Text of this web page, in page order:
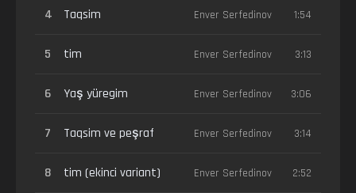
4 Taqsim Enver Serfedinov 1:54
5 tim Enver Serfedinov 3:13
6 Yaş yüregim Enver Serfedinov 3:06
7 Taqsim ve peşraf Enver Serfedinov 3:14
8 tim (ekinci variant) Enver Serfedinov 2:52